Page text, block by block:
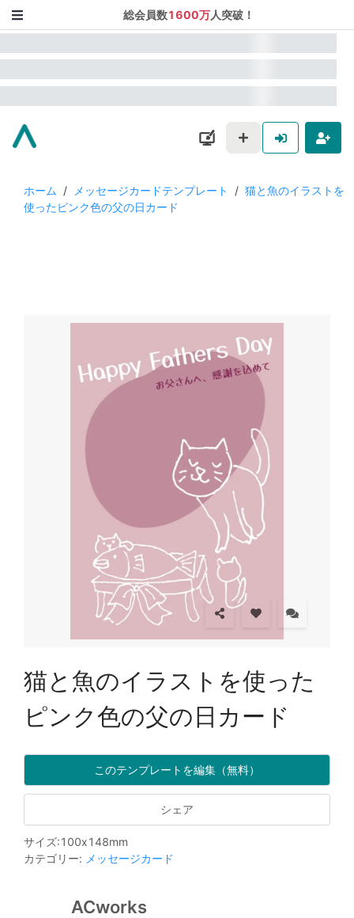
総会員数1600万人突破！
ホーム / メッセージカードテンプレート / 猫と魚のイラストを
使ったピンク色の父の日カード
猫と魚のイラストを使った
ピンク色の父の日カード
このテンプレートを編集（無料）
シェア
サイズ:100x148mm
カテゴリー: メッセージカード
ACworks